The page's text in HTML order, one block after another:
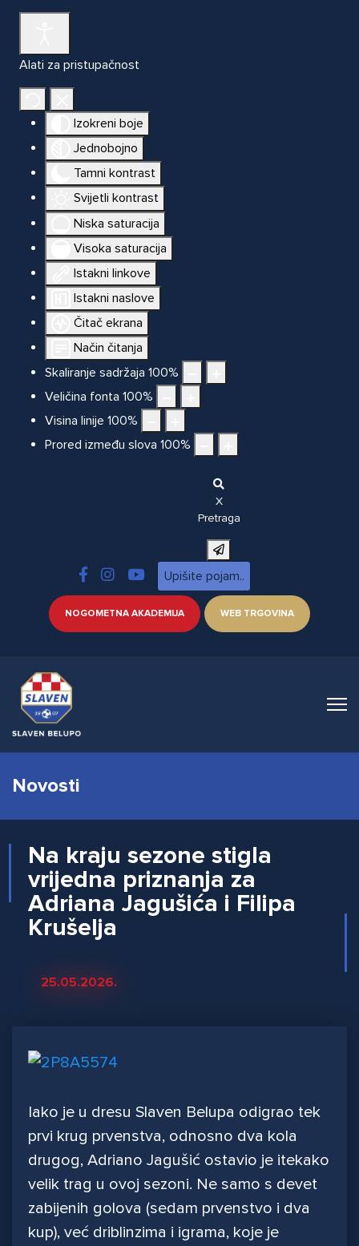
Alati za pristupačnost
Izokreni boje
Jednobojno
Tamni kontrast
Svijetli kontrast
Niska saturacija
Visoka saturacija
Istakni linkove
Istakni naslove
Čitač ekrana
Način čitanja
Skaliranje sadržaja 100%
Veličina fonta 100%
Visina linije 100%
Prored između slova 100%
X
Pretraga
NOGOMETNA AKADEMIJA WEB TRGOVINA
Novosti
Na kraju sezone stigla
vrijedna priznanja za
Adriana Jagušića i Filipa
Krušelja
25.05.2026.
Iako je u dresu Slaven Belupa odigrao tek
prvi krug prvenstva, odnosno dva kola
drugog, Adriano Jagušić ostavio je itekako
velik trag u ovoj sezoni. Ne samo s devet
zabijenih golova (sedam prvenstvo i dva
kup), već driblinzima i igrama, koje je